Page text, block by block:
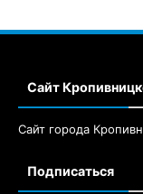
Сайт
Сайт города
Подписаться